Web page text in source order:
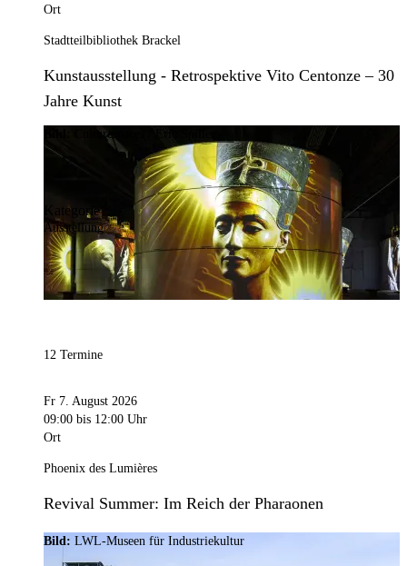
Ort
Stadtteilbibliothek Brackel
Kunstausstellung - Retrospektive Vito Centonze – 30
Jahre Kunst
Culturespaces / Eric Spiller
Kategorie
Ausstellung
12 Termine
Fr 7. August 2026
09:00 bis 12:00 Uhr
Ort
Phoenix des Lumières
Revival Summer: Im Reich der Pharaonen
Bild: LWL-Museen für Industriekultur